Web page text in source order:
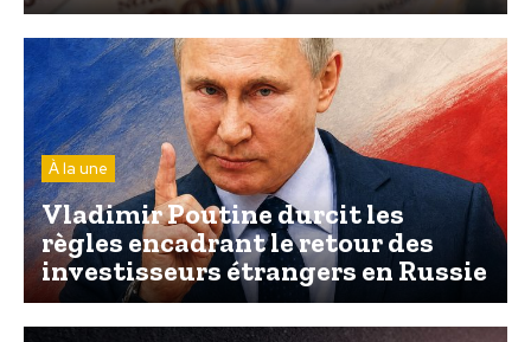
À la une
Vladimir Poutine durcit les
règles encadrant le retour des
investisseurs étrangers en Russie